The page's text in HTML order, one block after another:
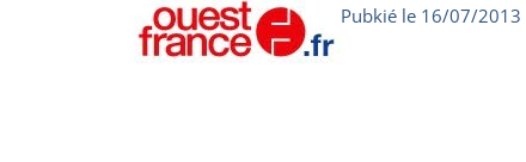
Pubkié le 16/07/2013